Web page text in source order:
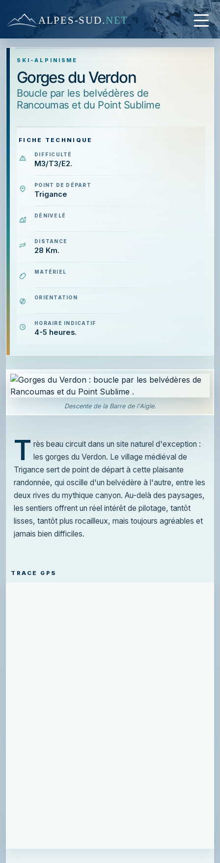
ALPES-SUD.NET
SKI-ALPINISME
Gorges du Verdon
boucle par les belvédères de
Rancoumas et du Point Sublime
FICHE TECHNIQUE
DIFFICULTÉ
M3/T3/E2.
POINT DE DÉPART
Trigance
DÉNIVELÉ
DISTANCE
28 Km.
MATÉRIEL
ORIENTATION
HORAIRE INDICATIF
4-5 heures.
Descente de la Barre de l'Aigle.
T rès beau circuit dans un site naturel d'exception :
les gorges du Verdon. Le village médiéval de
Trigance sert de point de départ à cette plaisante
randonnée, qui oscille d'un belvédère à l'autre, entre les
deux rives du mythique canyon. Au-delà des paysages,
les sentiers offrent un réel intérêt de pilotage, tantôt
lisses, tantôt plus rocailleux, mais toujours agréables et
jamais bien difficiles.
TRACE GPS